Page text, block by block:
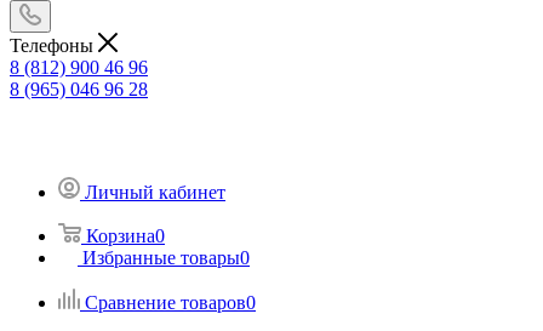
Телефоны
8 (812) 900 46 96
8 (965) 046 96 28
Личный кабинет
Корзина0
Избранные товары0
Сравнение товаров0